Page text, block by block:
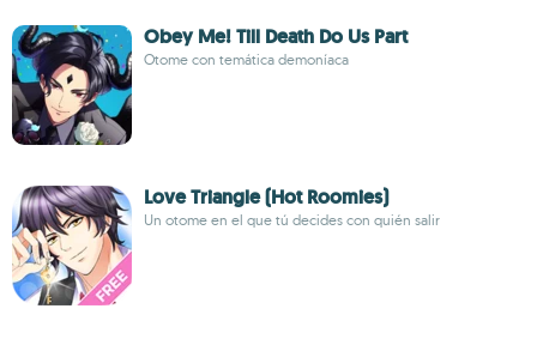
Obey Me! Till Death Do Us Part
Otome con temática demoníaca
Love Triangle (Hot Roomies)
Un otome en el que tú decides con quién salir